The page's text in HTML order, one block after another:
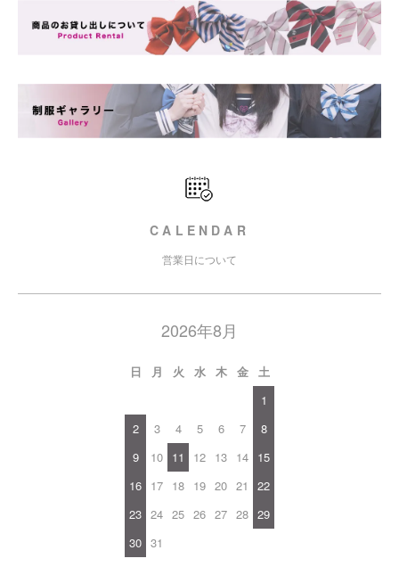
CALENDAR
営業日について
2026年8月
日 月 火 水 木 金
土
1
2
3 4 5 6 7
8
9
10 11 12 13 14 15
16 17 18 19 20 21
22
23 24 25 26 27 28 29
30 31